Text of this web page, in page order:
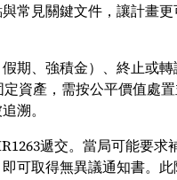
常見關鍵文件，讓計畫更
期、強積金）、終止或轉
資產，需按公平價值處
溯。
遞交。當局可能要求
可取得無異議通知書。